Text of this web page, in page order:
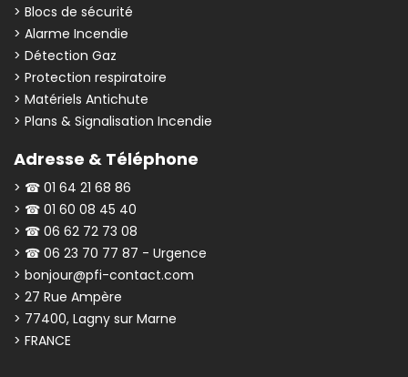
> Blocs de sécurité
> Alarme Incendie
> Détection Gaz
> Protection respiratoire
> Matériels Antichute
> Plans & Signalisation Incendie
Adresse & Téléphone
> ☎ 01 64 21 68 86
> ☎ 01 60 08 45 40
> ☎ 06 62 72 73 08
> ☎ 06 23 70 77 87 - Urgence
> bonjour@pfi-contact.com
> 27 Rue Ampère
> 77400, Lagny sur Marne
> FRANCE